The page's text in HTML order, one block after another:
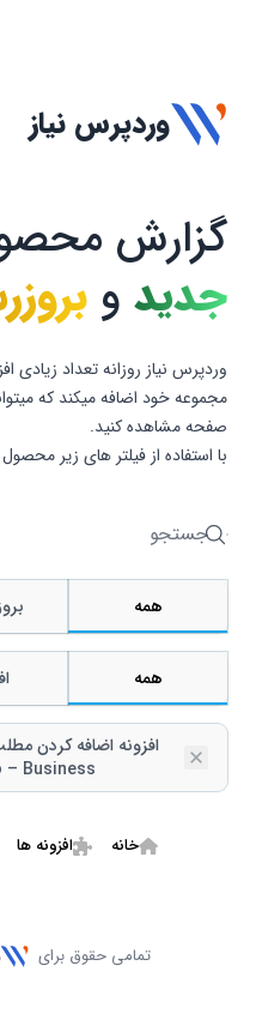
وردپرس نیاز
گزارش
جدید و
وردپرس نیاز روزانه تعداد زیادی
مجموعه خود اضافه میکند که
صفحه مشاهده کنید.
با استفاده از فیلتر های زیر
جستجو
همه
همه
Remove
– Business
خانه افزونه ها
تمامی حقوق برای